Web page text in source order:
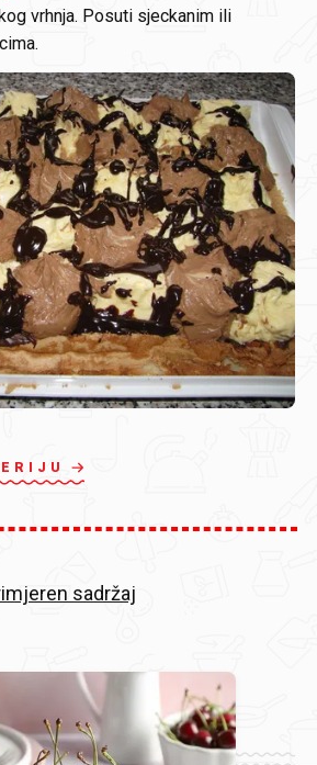
vrhnja. Posuti sjeckanim ili
sadržaj